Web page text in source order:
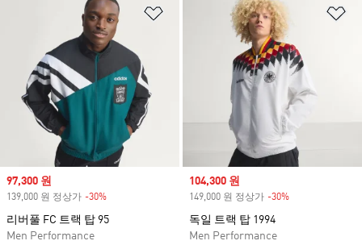
위시리스트 담기
Sale price
97,300 원
139,000 원 정상가 -30%
리버풀 FC 트랙 탑 95
Men Performance
Sale price
104,300 원
149,000 원 정상가 -30%
독일 트랙 탑 1994
Men Performance